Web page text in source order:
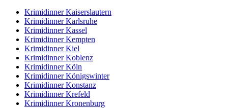
Krimidinner Kaiserslautern
Krimidinner Karlsruhe
Krimidinner Kassel
Krimidinner Kempten
Krimidinner Kiel
Krimidinner Koblenz
Krimidinner Köln
Krimidinner Königswinter
Krimidinner Konstanz
Krimidinner Krefeld
Krimidinner Kronenburg